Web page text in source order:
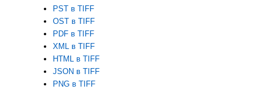
PST в TIFF
OST в TIFF
PDF в TIFF
XML в TIFF
HTML в TIFF
JSON в TIFF
PNG в TIFF